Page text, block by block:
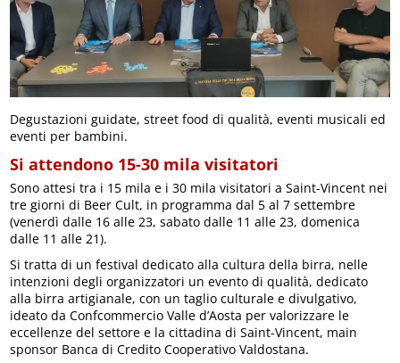
Degustazioni guidate, street food di qualità, eventi musicali ed
eventi per bambini.
Si attendono 15-30 mila visitatori
Sono attesi tra i 15 mila e i 30 mila visitatori a Saint-Vincent nei
tre giorni di Beer Cult, in programma dal 5 al 7 settembre
(venerdì dalle 16 alle 23, sabato dalle 11 alle 23, domenica
dalle 11 alle 21).
Si tratta di un festival dedicato alla cultura della birra, nelle
intenzioni degli organizzatori un evento di qualità, dedicato
alla birra artigianale, con un taglio culturale e divulgativo,
ideato da Confcommercio Valle d’Aosta per valorizzare le
eccellenze del settore e la cittadina di Saint-Vincent, main
sponsor Banca di Credito Cooperativo Valdostana.